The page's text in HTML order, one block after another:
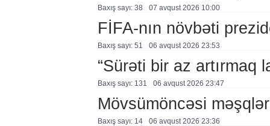
Baxış sayı: 38 07 avqust 2026 10:00
FİFA-nın növbəti
Baxış sayı: 51 06 avqust 2026 23:53
“Sürəti bir az artırmaq
Baxış sayı: 131 06 avqust 2026 23:47
Mövsümöncəsi
Baxış sayı: 14 06 avqust 2026 23:36